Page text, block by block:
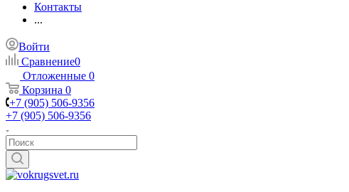
Контакты
...
Войти
Сравнение0
Отложенные 0
Корзина 0
+7 (905) 506-9356
+7 (905) 506-9356